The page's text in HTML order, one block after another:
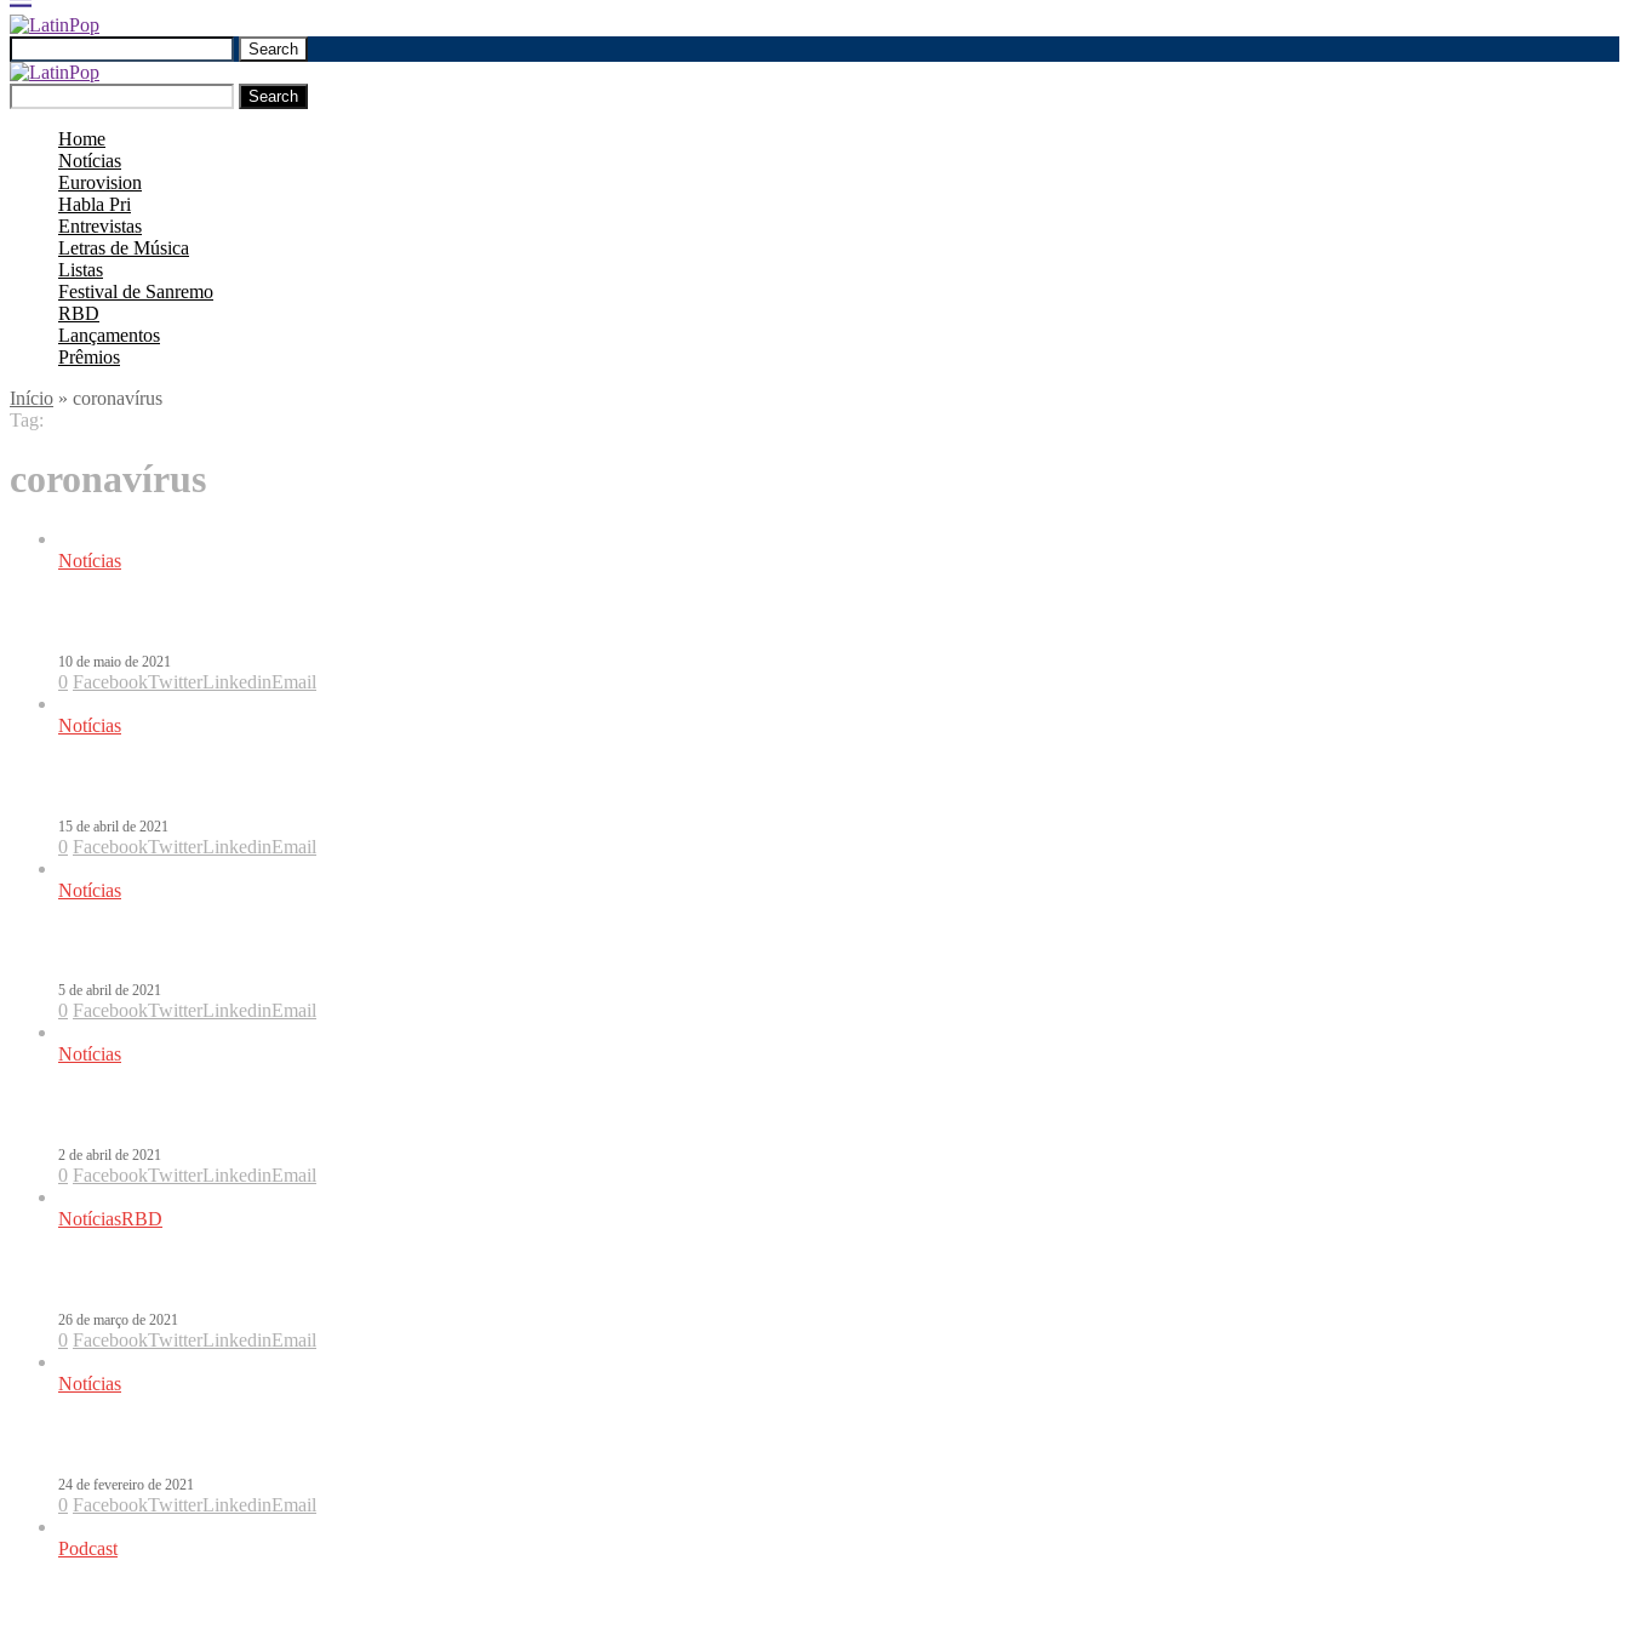
Search
Search
Home
Notícias
Eurovision
Habla Pri
Entrevistas
Letras de Música
Listas
Festival de Sanremo
RBD
Lançamentos
Prêmios
Início » coronavírus
Tag:
coronavírus
Notícias
10 de maio de 2021
0 FacebookTwitterLinkedinEmail
Notícias
15 de abril de 2021
0 FacebookTwitterLinkedinEmail
Notícias
5 de abril de 2021
0 FacebookTwitterLinkedinEmail
Notícias
2 de abril de 2021
0 FacebookTwitterLinkedinEmail
NotíciasRBD
26 de março de 2021
0 FacebookTwitterLinkedinEmail
Notícias
24 de fevereiro de 2021
0 FacebookTwitterLinkedinEmail
Podcast